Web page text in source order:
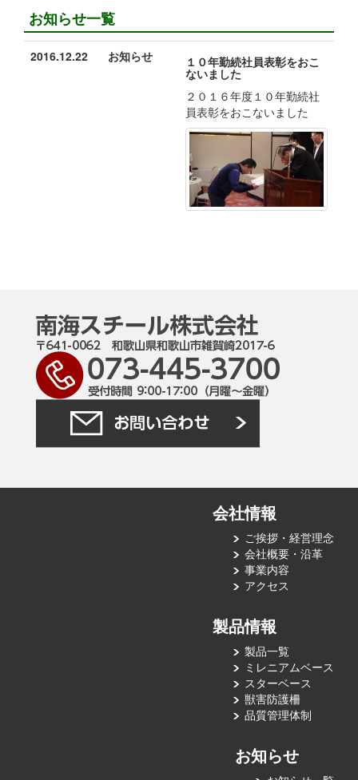
お知らせ一覧
2016.12.22 お知らせ １０年勤続社員表彰をおこ
ないました
２０１６年度１０年勤続社
員表彰をおこないました
会社情報
ご挨拶・経営理念
会社概要・沿革
事業内容
アクセス
製品情報
製品一覧
ミレニアムベース
スターベース
獣害防護柵
品質管理体制
お知らせ